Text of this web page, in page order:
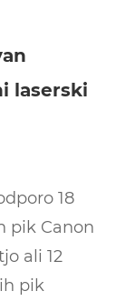
laserski
18
pik Canon
ali 12
pik